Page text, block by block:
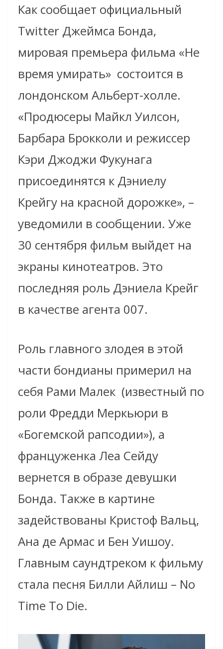
Как сообщает официальный
Twitter Джеймса Бонда,
мировая премьера фильма «Не
время умирать» состоится в
лондонском Альберт-холле.
«Продюсеры Майкл Уилсон,
Барбара Брокколи и режиссер
Кэри Джоджи Фукунага
присоединятся к Дэниелу
Крейгу на красной дорожке», –
уведомили в сообщении. Уже
30 сентября фильм выйдет на
экраны кинотеатров. Это
последняя роль Дэниела Крейг
в качестве агента 007.
Роль главного злодея в этой
части бондианы примерил на
себя Рами Малек (известный по
роли Фредди Меркьюри в
«Богемской рапсодии»), а
француженка Леа Сейду
вернется в образе девушки
Бонда. Также в картине
задействованы Кристоф Вальц,
Ана де Армас и Бен Уишоу.
Главным саундтреком к фильму
стала песня Билли Айлиш – No
Time To Die.